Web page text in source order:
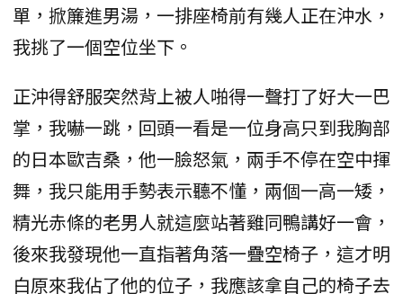
單，掀簾進男湯，一排座椅前有幾人正在沖水，
我挑了一個空位坐下。
正沖得舒服突然背上被人啪得一聲打了好大一巴
掌，我嚇一跳，回頭一看是一位身高只到我胸部
的日本歐吉桑，他一臉怒氣，兩手不停在空中揮
舞，我只能用手勢表示聽不懂，兩個一高一矮，
精光赤條的老男人就這麼站著雞同鴨講好一會，
後來我發現他一直指著角落一疊空椅子，這才明
白原來我佔了他的位子，我應該拿自己的椅子去